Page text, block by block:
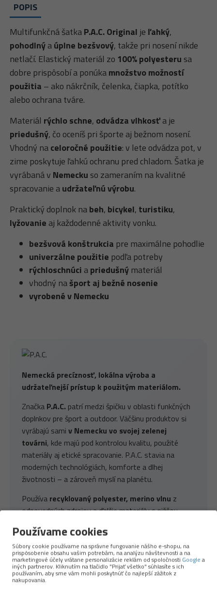
Nemecká precíznosť, lokálna výroba a
udržateľnejší prístup k použitým materiálom.
Značka P.A.C. patrí medzi špičku v oblasti funkčných
doplnkov pre šport a outdoor. Väčšinu produktov si
vyrábajú sami v Nemecku vo svojej zelenej
továrni, kde majú pod kontrolou kvalitu, použité
materiály aj etické spracovanie. P.A.C. stavia na
moderných technológiách, komforte a dlhej
životnosti – a zároveň myslí na planétu.
Používa recyklovaný polyester, merino vlnu z
odpovedných zdrojov a ďalšie materiály s nižšou
príjemné na pokožke a spoľahlivo fungujú pri behu,
turistike aj každodennom nosení.
Viac o značke →
POPIS
Multifunkčná šatkaP.A.C. Original je ľahký,
pohodlnýaúplne bezšvový, takže pri nosení nikde
netlačí. Elastický materiál zo 100% polyesteru sa
dobre prispôsobí a ponúkamnožstvo možností
použitia – ako nákrčník, čelenka, čiapka, potítko
alebo ochrana tváre.
Materiál rýchlo schne, odvádza vlhkosťa je
priedušný, čo oceníš pri športe aj bežnom nosení.
Vhodný naceloročné použitie: v lete odvádza pot, v
zime poskytuje ľahkú ochranu pred chladom. Šatka je
vyrábaná v Nemecku so zameraním na kvalitné
spracovanie audržateľnú výrobu.
Praktický doplnok nabeh, bicykel, turistiku,
lyžovanie aj každodenné aktivity vonku.
bezšvová konštrukcia pre maximálne pohodlie
univerzálne použitie podľa potreby
rýchloschnúci apriedušnýmateriál
vhodný našport aj bežné nosenie
vyrobené v Nemecku
Používame cookies
Súbory cookie používame na správne fungovanie nášho e-shopu, na
prispôsobenie obsahu vašim potrebám, na analýzu návštevnosti a na
marketingové účely vrátane personalizácie reklám od spoločnosti Google a
iných partnerov. Kliknutím na tlačidlo "Prijať všetko" súhlasíte s ich
používaním, aby sme vám mohli poskytnúť čo najlepší zážitok z
nakupovania.